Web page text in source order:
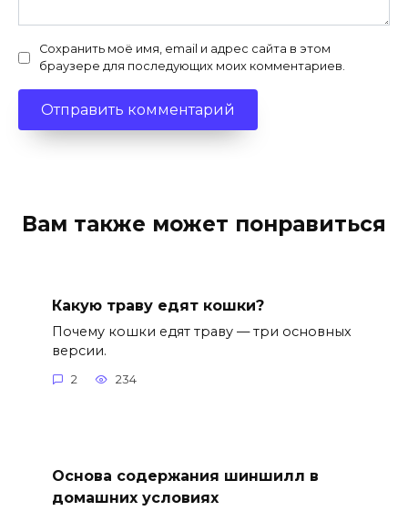
Сохранить моё имя, email и адрес сайта в этом
браузере для последующих моих комментариев.
Вам также может понравиться
Какую траву едят кошки?
Почему кошки едят траву — три основных
версии.
2 234
Основа содержания шиншилл в
домашних условиях